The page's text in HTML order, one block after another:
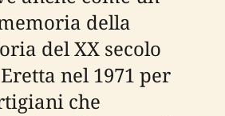
della
del XX secolo
nel 1971 per
che